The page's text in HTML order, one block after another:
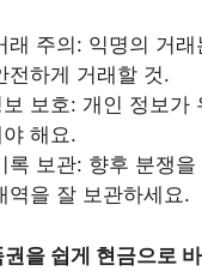
래 주의: 익명의 거래
전하게 거래할 것.
보호: 개인 정보가
해요.
록 보관: 향후 분쟁을
역을 잘 보관하세요.
을 쉽게 현금으로